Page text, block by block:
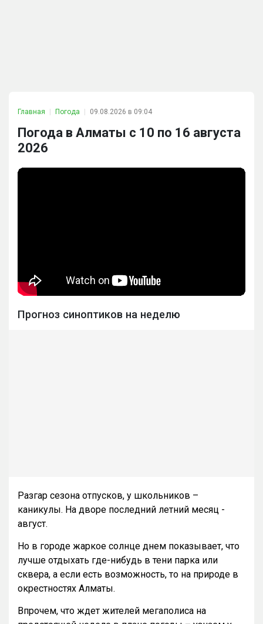
Главная Погода 09.08.2026 в 09:04
Погода в Алматы с 10 по 16 августа
2026
Прогноз синоптиков на неделю
Разгар сезона отпусков, у школьников –
каникулы. На дворе последний летний месяц -
август.
Но в городе жаркое солнце днем показывает, что
лучше отдыхать где-нибудь в тени парка или
сквера, а если есть возможность, то на природе в
окрестностях Алматы.
Впрочем, что ждет жителей мегаполиса на